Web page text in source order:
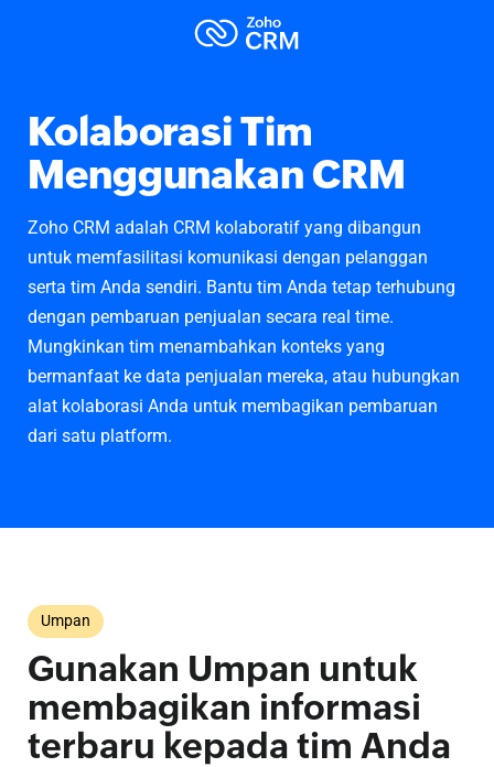
Kolaborasi Tim
Menggunakan CRM
Zoho CRM adalah CRM kolaboratif yang dibangun
untuk memfasilitasi komunikasi dengan pelanggan
serta tim Anda sendiri. Bantu tim Anda tetap terhubung
dengan pembaruan penjualan secara real time.
Mungkinkan tim menambahkan konteks yang
bermanfaat ke data penjualan mereka, atau hubungkan
alat kolaborasi Anda untuk membagikan pembaruan
dari satu platform.
Umpan
Gunakan Umpan untuk
membagikan informasi
terbaru kepada tim Anda